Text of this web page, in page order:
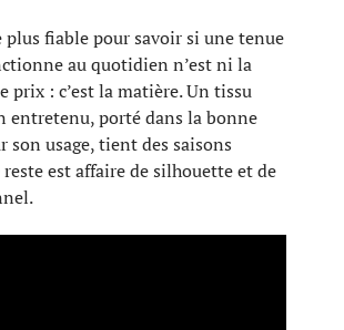
plus fiable pour savoir si une tenue
au quotidien n’est ni la
prix : c’est la matière. Un tissu
entretenu, porté dans la bonne
son usage, tient des saisons
est affaire de silhouette et de